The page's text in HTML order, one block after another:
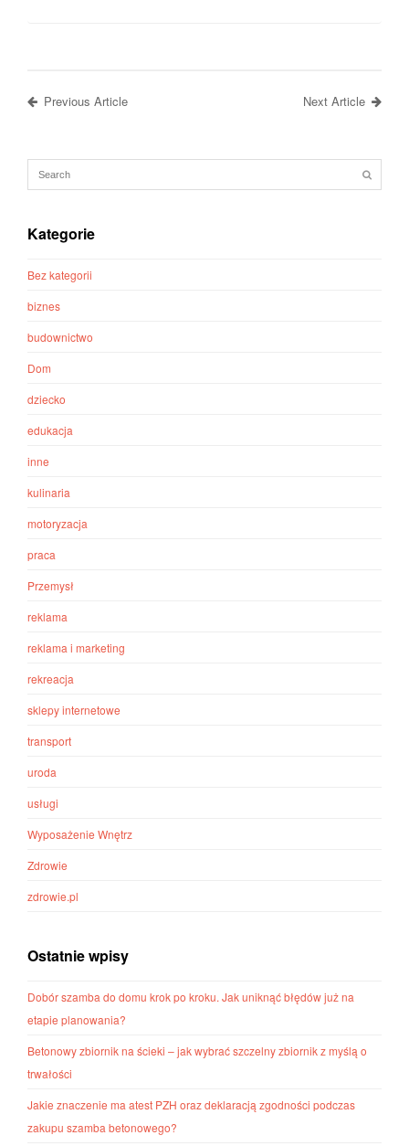
Previous Article Next Article
Kategorie
Bez kategorii
biznes
budownictwo
Dom
dziecko
edukacja
inne
kulinaria
motoryzacja
praca
Przemysł
reklama
reklama i marketing
rekreacja
sklepy internetowe
transport
uroda
usługi
Wyposażenie Wnętrz
Zdrowie
zdrowie.pl
Ostatnie wpisy
Dobór szamba do domu krok po kroku. Jak uniknąć błędów już na
etapie planowania?
Betonowy zbiornik na ścieki – jak wybrać szczelny zbiornik z myślą o
trwałości
Jakie znaczenie ma atest PZH oraz deklaracją zgodności podczas
zakupu szamba betonowego?